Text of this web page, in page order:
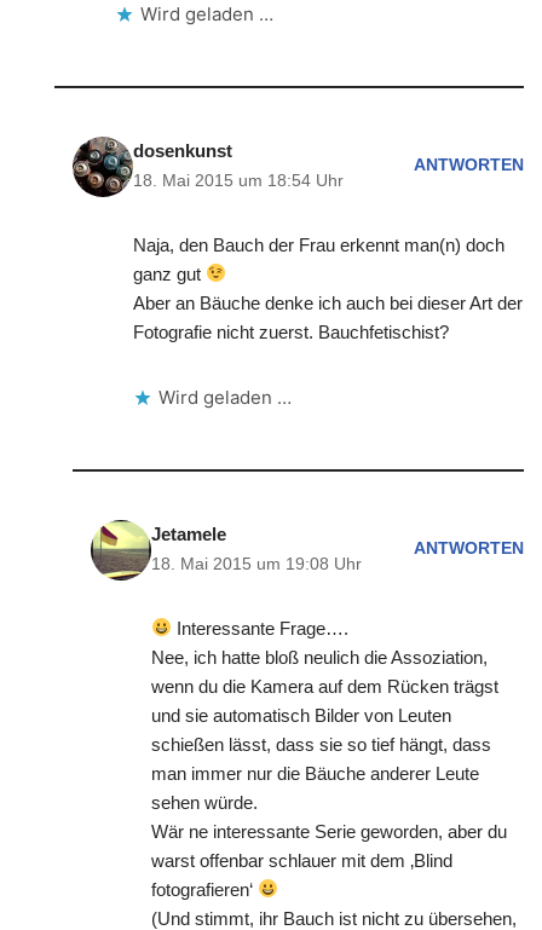
Wird geladen …
dosenkunst
18. Mai 2015 um 18:54 Uhr
ANTWORTEN
Naja, den Bauch der Frau erkennt man(n) doch
ganz gut
Aber an Bäuche denke ich auch bei dieser Art der
Fotografie nicht zuerst. Bauchfetischist?
Wird geladen …
Jetamele
18. Mai 2015 um 19:08 Uhr
ANTWORTEN
Interessante Frage….
Nee, ich hatte bloß neulich die Assoziation,
wenn du die Kamera auf dem Rücken trägst
und sie automatisch Bilder von Leuten
schießen lässt, dass sie so tief hängt, dass
man immer nur die Bäuche anderer Leute
sehen würde.
Wär ne interessante Serie geworden, aber du
warst offenbar schlauer mit dem ‚Blind
fotografieren‘
(Und stimmt, ihr Bauch ist nicht zu übersehen,